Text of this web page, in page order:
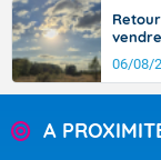
06/08/
A